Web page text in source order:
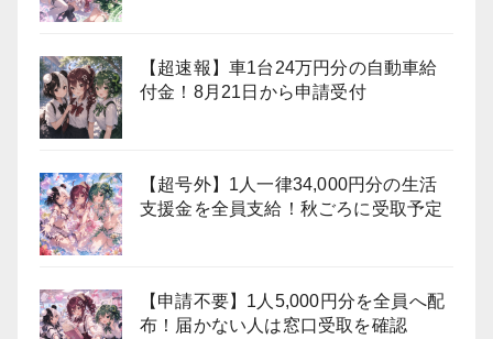
【超速報】車1台24万円分の自動車給
付金！8月21日から申請受付
【超号外】1人一律34,000円分の生活
支援金を全員支給！秋ごろに受取予定
【申請不要】1人5,000円分を全員へ配
布！届かない人は窓口受取を確認